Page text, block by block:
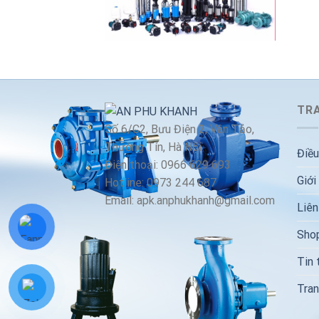
Số 6/C2, Bưu Điện 2, Vân Tảo,
Thường Tín, Hà Nội
Điện thoại: 0966 629 693
Hotline: 0973 244 687
Email: apk.anphukhanh@gmail.com
Tin